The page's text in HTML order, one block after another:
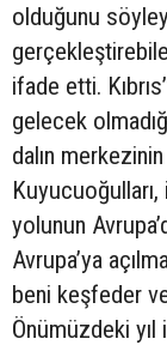
olduğunu
ifade etti.
gelecek
dalın
yolunun
Avrupa’ya
beni keşfeder
Önümüzdeki yıl